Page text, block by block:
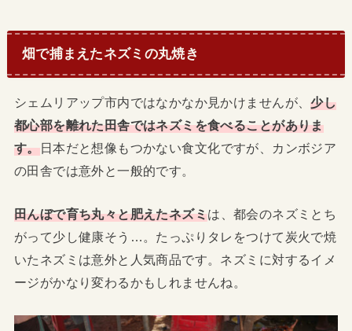
畑で捕まえたネズミの丸焼き
シェムリアップ市内ではなかなか見かけませんが、少し
都心部を離れた田舎ではネズミを食べることがありま
す。日本だと想像もつかない食文化ですが、カンボジア
の田舎では意外と一般的です。
田んぼで育ち丸々と肥えたネズミは、都会のネズミとち
がって少し健康そう…。たっぷりタレをつけて炭火で焼
いたネズミは意外と人気商品です。ネズミに対するイメ
ージがかなり変わるかもしれませんね。